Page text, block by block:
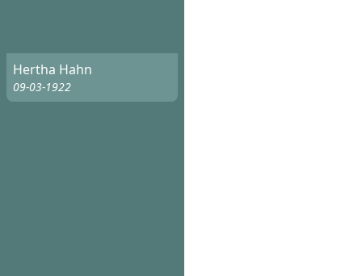
Hertha Hahn
09-03-1922